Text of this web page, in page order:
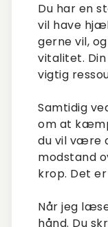
Du har en
vil have
gerne vil,
vitalitet.
vigtig
Samtidig
om at
du vil være
modstand
krop. Det
Når jeg
hånd. Du